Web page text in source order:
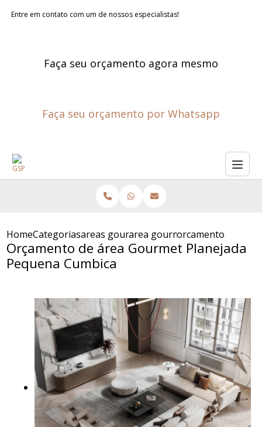
Entre em contato com um de nossos especialistas!
Faça seu orçamento agora mesmo
Faça seu orçamento por Whatsapp
HomeCategoriasareas gourmet planejadas
area gourmet externa
orcamento de
Orçamento de área Gourmet Planejada
Pequena Cumbica